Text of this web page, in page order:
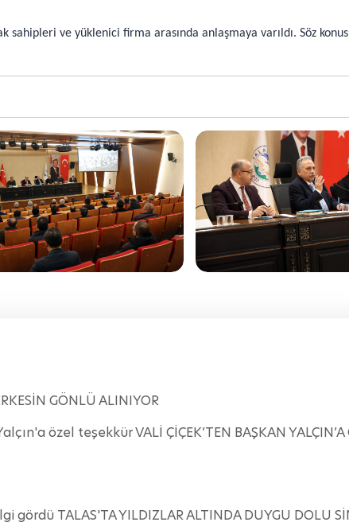
sahipleri ve yüklenici firma arasında anlaşmaya varıldı. Söz
GÖNLÜ ALINIYOR
özel teşekkür VALİ ÇİÇEK’TEN BAŞKAN
TALAS'TA YILDIZLAR ALTINDA DUYGU DOLU